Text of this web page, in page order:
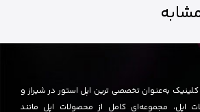
کلینیک به‌عنوان تخصصی ترین اپل استور در شیراز و
اپل، مجموعه‌ای کامل از محصولات اپل مانند